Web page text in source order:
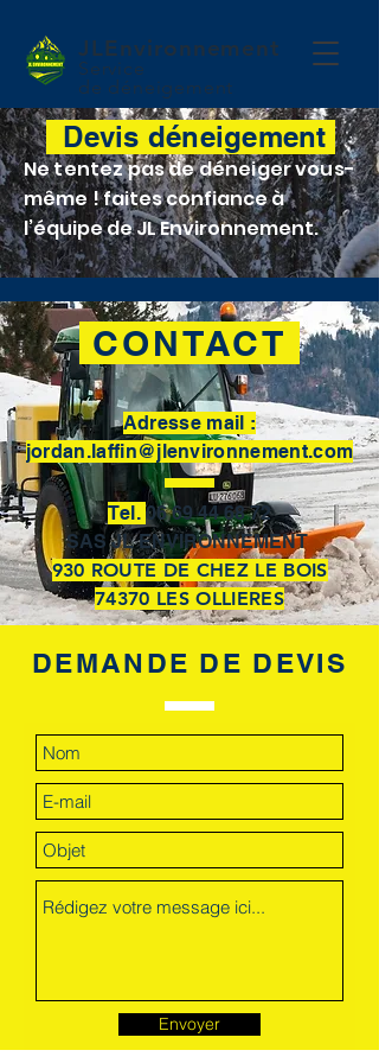
JLEnvironnement
Service
de déneigement
Devis déneigement
Ne tentez pas de déneiger vous-
même !faites confiance à
l’équipe de JL Environnement.
CONTACT
Adresse mail :
jordan.laffin@jlenvironnement.com
Tel.06 69 44 68 72
SAS JL ENVIRONNEMENT
930 ROUTE DE CHEZ LE BOIS
74370 LES OLLIERES
DEMANDE DE DEVIS
Envoyer